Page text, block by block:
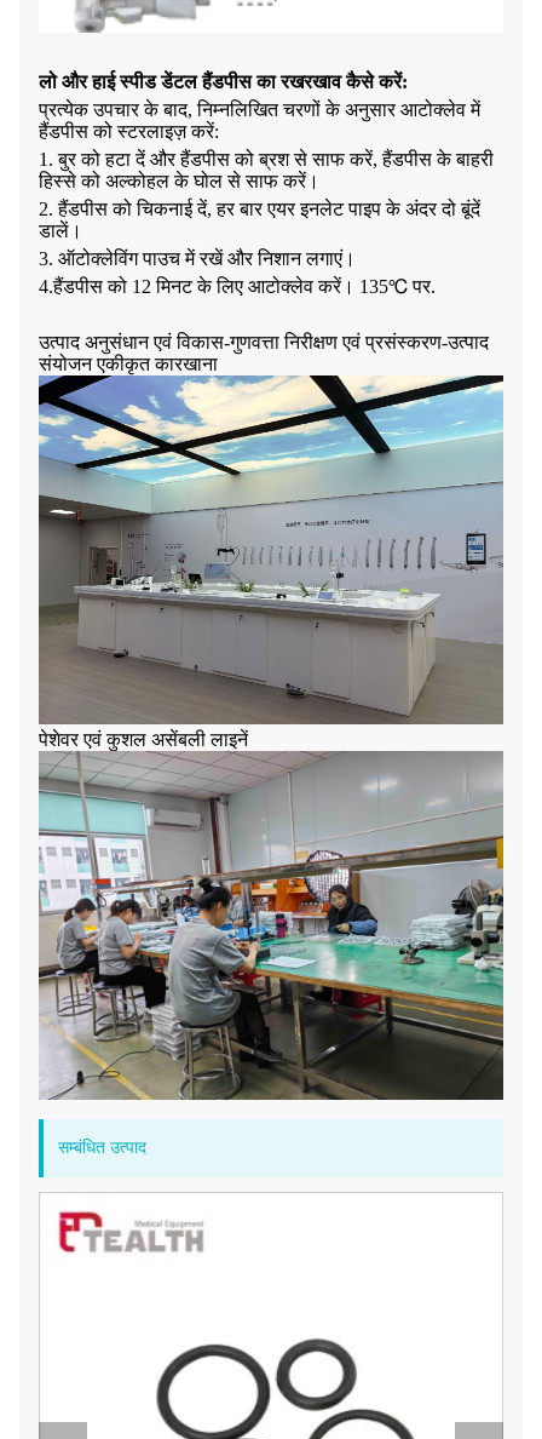
लो और हाई स्पीड डेंटल हैंडपीस का रखरखाव कैसे करें:
प्रत्येक उपचार के बाद, निम्नलिखित चरणों के अनुसार आटोक्लेव में
हैंडपीस को स्टरलाइज़ करें:
1. बुर को हटा दें और हैंडपीस को ब्रश से साफ करें, हैंडपीस के बाहरी
हिस्से को अल्कोहल के घोल से साफ करें।
2. हैंडपीस को चिकनाई दें, हर बार एयर इनलेट पाइप के अंदर दो बूंदें
डालें।
3. ऑटोक्लेविंग पाउच में रखें और निशान लगाएं।
4.हैंडपीस को 12 मिनट के लिए आटोक्लेव करें। 135℃ पर.
उत्पाद अनुसंधान एवं विकास-गुणवत्ता निरीक्षण एवं प्रसंस्करण-उत्पाद
संयोजन एकीकृत कारखाना
पेशेवर एवं कुशल असेंबली लाइनें
सम्बंधित उत्पाद